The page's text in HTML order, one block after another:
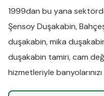
1999dan bu yana
Şensoy Duşakabin,
duşakabin,mika
duşakabin tamiri,cam
hizmetleriyle